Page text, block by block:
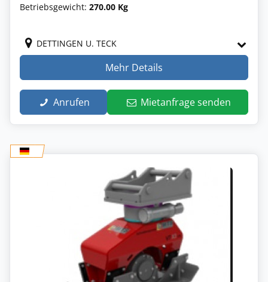
Betriebsgewicht: 270.00 Kg
DETTINGEN U. TECK
Mehr Details
Anrufen Mietanfrage senden